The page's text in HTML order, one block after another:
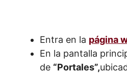
Entra en la página
En la pantalla
de “Portales”,